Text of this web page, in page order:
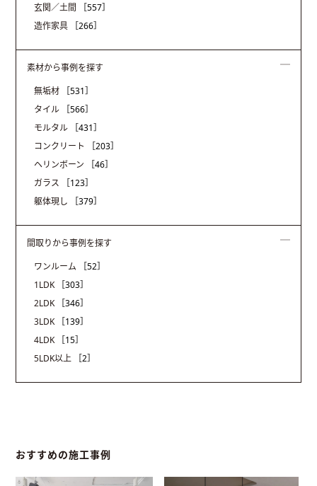
玄関／土間
［557］
造作家具
［266］
素材から事例を探す
無垢材
［531］
タイル
［566］
モルタル
［431］
コンクリート
［203］
ヘリンボーン
［46］
ガラス
［123］
躯体現し
［379］
間取りから事例を探す
ワンルーム
［52］
1LDK
［303］
2LDK
［346］
3LDK
［139］
4LDK
［15］
5LDK以上
［2］
おすすめの施工事例